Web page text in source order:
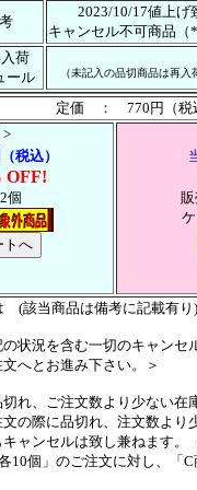
2023/10/17値上げ
キャンセル不可商品（
荷
ール
（未記入の品切商品は再入
定価 ： 770円（税
>
（税込）
OFF!
個
(該当商品は備考に記載有り)
状況を含む一切のキャンセ
へとお進み下さい。＞
切れ、ご注文数より少ない在
の際に品切れ、注文数より
ャンセルは致し兼ねます。
個」のご注文に対し、「C